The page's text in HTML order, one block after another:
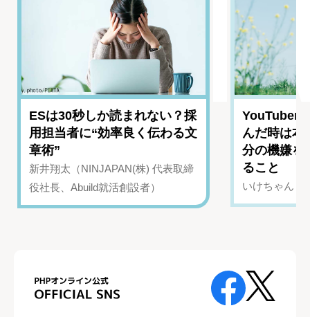
ESは30秒しか読まれない？採
用担当者に“効率良く伝わる文
章術”
新井翔太（NINJAPAN(株) 代表取締
役社長、Abuild就活創設者）
YouTuber
んだ時は
分の機嫌を
ること
いけちゃん（